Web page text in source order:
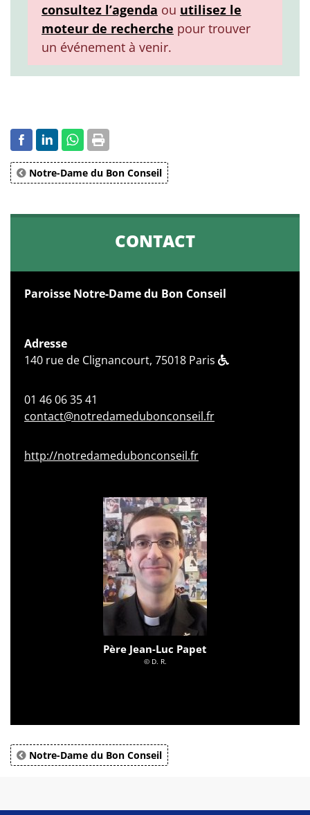
consultez l’agenda ou utilisez le
moteur de recherche pour trouver
un événement à venir.
Notre-Dame du Bon Conseil
CONTACT
Paroisse Notre-Dame du Bon Conseil
Adresse
140 rue de Clignancourt, 75018 Paris
01 46 06 35 41
contact@notredamedubonconseil.fr
http://notredamedubonconseil.fr
Père Jean-Luc Papet
© D. R.
Notre-Dame du Bon Conseil